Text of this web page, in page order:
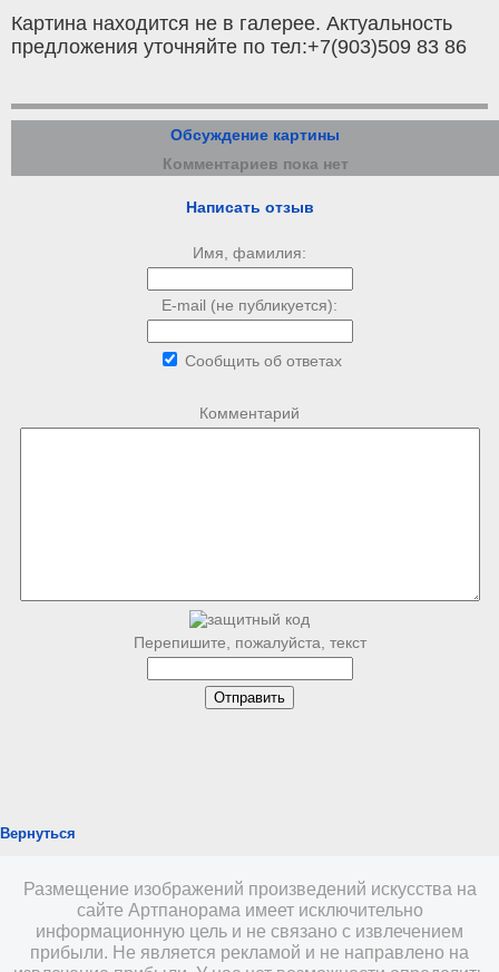
Картина находится не в галерее. Актуальность
предложения уточняйте по тел:+7(903)509 83 86
Обсуждение картины
Комментариев пока нет
Написать отзыв
Имя, фамилия:
E-mail (не публикуется):
Сообщить об ответах
Комментарий
Перепишите, пожалуйста, текст
Вернуться
Размещение изображений произведений искусства на
сайте Артпанорама имеет исключительно
информационную цель и не связано с извлечением
прибыли. Не является рекламой и не направлено на